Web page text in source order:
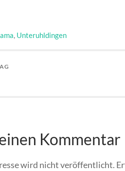
, Unteruhldingen
Kommentar
wird nicht veröffentlicht.